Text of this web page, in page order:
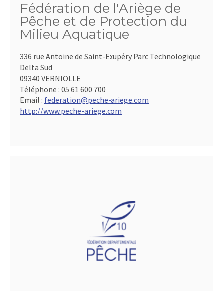
Fédération de l'Ariège de
Pêche et de Protection du
Milieu Aquatique
336 rue Antoine de Saint-Exupéry Parc Technologique
Delta Sud
09340 VERNIOLLE
Téléphone : 05 61 600 700
Email : federation@peche-ariege.com
http://www.peche-ariege.com